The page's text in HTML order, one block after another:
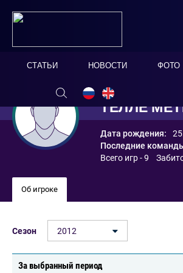
СТАТЬИ НОВОСТИ ФОТО
ТЕЛЛЕ
Дата рождения:
Последние
Всего игр - 9
Об игроке
Сезон 2012
За выбранный период